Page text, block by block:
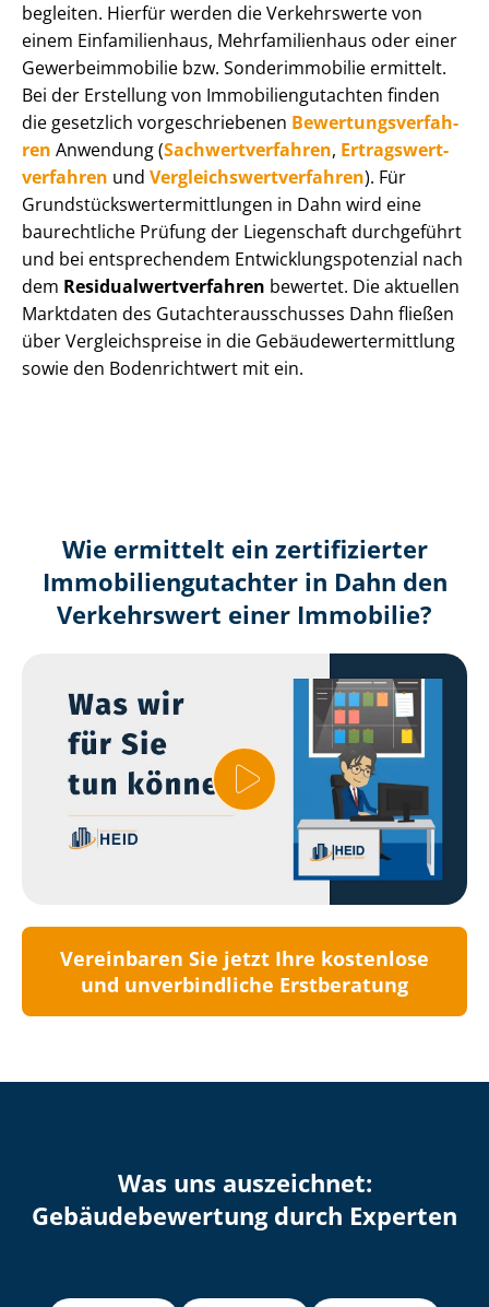
begleiten. Hierfür werden die Verkehrswerte von
einem Einfamilienhaus, Mehr­fa­mi­li­en­haus oder einer
Ge­wer­be­im­mo­bi­lie bzw. Sonderimmobilie ermittelt.
Bei der Erstellung von Im­mo­bi­li­en­gut­ach­ten finden
die gesetzlich vor­ge­schrie­be­nen Be­wer­tungs­ver­fah­
ren Anwendung (Sach­wert­ver­fah­ren, Er­trags­wert­
ver­fah­ren und Ver­gleichs­wert­ver­fah­ren). Für
Grund­stücks­wert­ermitt­lun­gen in Dahn wird eine
baurechtliche Prüfung der Liegenschaft durchgeführt
und bei entsprechendem Ent­wick­lungs­po­ten­zi­al nach
dem Re­si­du­al­wert­ver­fah­ren bewertet. Die aktuellen
Marktdaten des Gut­ach­ter­aus­schus­ses Dahn fließen
über Ver­gleichs­prei­se in die Ge­bäu­de­wert­ermitt­lung
sowie den Bodenrichtwert mit ein.
Wie ermittelt ein zertifizierter
Immobilien­gutachter in Dahn den
Verkehrswert einer Immobilie?
Vereinbaren Sie jetzt Ihre kostenlose
und unverbindliche Erstberatung
Was uns auszeichnet:
Ge­bäu­de­be­wer­tung durch Experten